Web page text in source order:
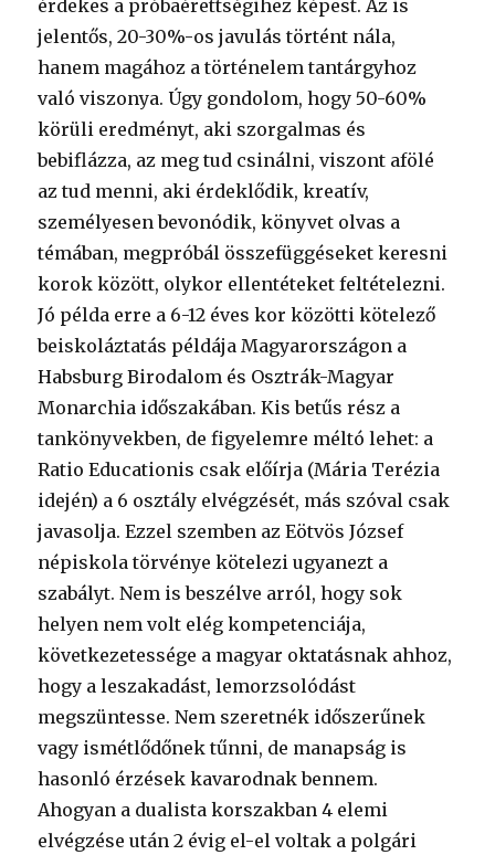
érdekes a próbaérettségihez képest. Az is
jelentős, 20-30%-os javulás történt nála,
hanem magához a történelem tantárgyhoz
való viszonya. Úgy gondolom, hogy 50-60%
körüli eredményt, aki szorgalmas és
bebiflázza, az meg tud csinálni, viszont afölé
az tud menni, aki érdeklődik, kreatív,
személyesen bevonódik, könyvet olvas a
témában, megpróbál összefüggéseket keresni
korok között, olykor ellentéteket feltételezni.
Jó példa erre a 6-12 éves kor közötti kötelező
beiskoláztatás példája Magyarországon a
Habsburg Birodalom és Osztrák-Magyar
Monarchia időszakában. Kis betűs rész a
tankönyvekben, de figyelemre méltó lehet: a
Ratio Educationis csak előírja (Mária Terézia
idején) a 6 osztály elvégzését, más szóval csak
javasolja. Ezzel szemben az Eötvös József
népiskola törvénye kötelezi ugyanezt a
szabályt. Nem is beszélve arról, hogy sok
helyen nem volt elég kompetenciája,
következetessége a magyar oktatásnak ahhoz,
hogy a leszakadást, lemorzsolódást
megszüntesse. Nem szeretnék időszerűnek
vagy ismétlődőnek tűnni, de manapság is
hasonló érzések kavarodnak bennem.
Ahogyan a dualista korszakban 4 elemi
elvégzése után 2 évig el-el voltak a polgári